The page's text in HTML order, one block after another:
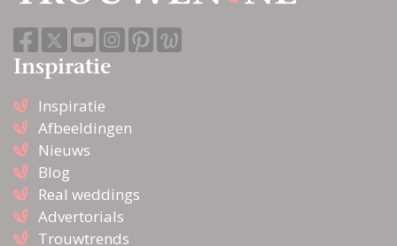
Inspiratie
Inspiratie
Afbeeldingen
Nieuws
Blog
Real weddings
Advertorials
Trouwtrends